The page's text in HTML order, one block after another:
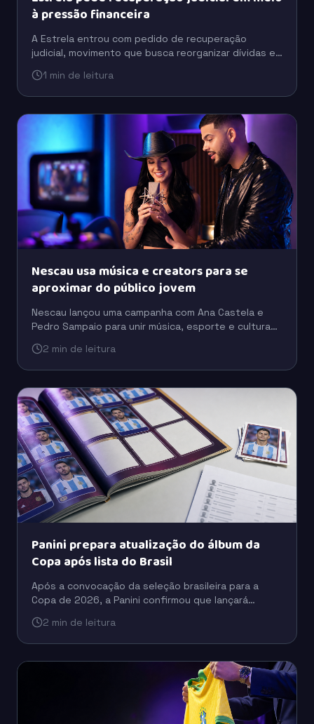
à pressão financeira
A Estrela entrou com pedido de recuperação
judicial, movimento que busca reorganizar dívidas e
financeira.
1 min de leitura
Nescau usa música e creators para se
aproximar do público jovem
Nescau lançou uma campanha com Ana Castela e
Pedro Sampaio para unir música, esporte e cultura
novas gerações.
2 min de leitura
Panini prepara atualização do álbum da
Copa após lista do Brasil
Após a convocação da seleção brasileira para a
Copa de 2026, a Panini confirmou que lançará
fora da versão inicial do álbum.
2 min de leitura